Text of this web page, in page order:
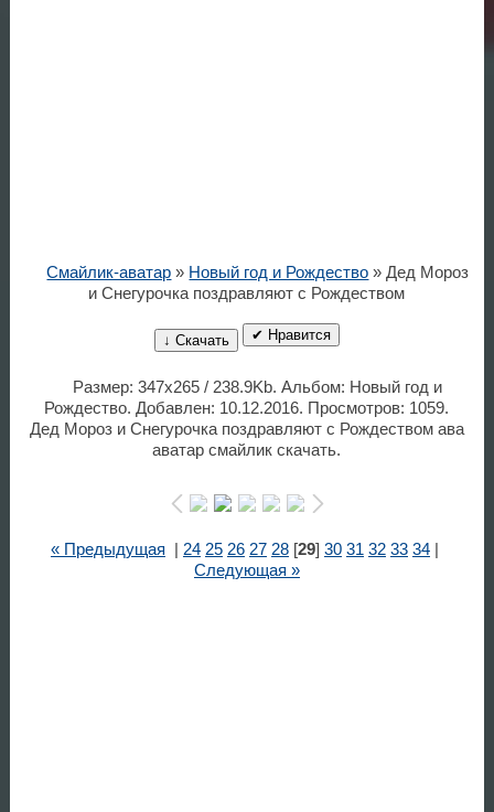
Смайлик-аватар » Новый год и Рождество » Дед Мороз
и Снегурочка поздравляют с Рождеством
↓ Скачать ✔ Нравится
Размер: 347x265 / 238.9Kb. Альбом: Новый год и
Рождество. Добавлен: 10.12.2016. Просмотров: 1059.
Дед Мороз и Снегурочка поздравляют с Рождеством ава
аватар смайлик скачать.
« Предыдущая 24 25 26 27 28[29] 30 31 32 33 34|
Следующая »